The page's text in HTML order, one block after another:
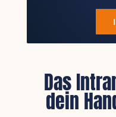
Das
dein